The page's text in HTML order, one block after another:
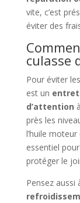
vite, c’est
éviter des
culasse
Pour éviter
est un
d’attention
près les
l’huile
essentiel
protéger le
Pensez aussi